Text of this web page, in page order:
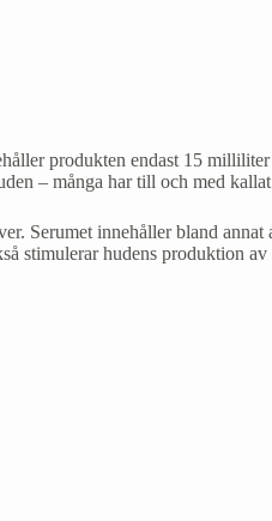
produkten endast 15
– många har till och med
Serumet innehåller bland
stimulerar hudens produktion